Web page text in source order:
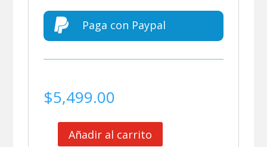
 Paga con Paypal
$5,499.00
SELECCIONAñadir al carrito